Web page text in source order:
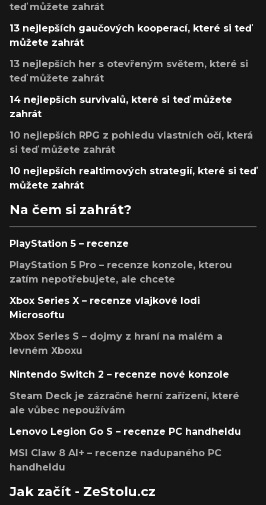
teď můžete zahrát
13 nejlepších gaučových kooperací, které si teď
můžete zahrát
13 nejlepších her s otevřeným světem, které si
teď můžete zahrát
14 nejlepších survivalů, které si teď můžete
zahrát
10 nejlepších RPG z pohledu vlastních očí, která
si teď můžete zahrát
10 nejlepších realtimových strategií, které si teď
můžete zahrát
Na čem si zahrát?
PlayStation 5 – recenze
PlayStation 5 Pro – recenze konzole, kterou
zatím nepotřebujete, ale chcete
Xbox Series X – recenze vlajkové lodi
Microsoftu
Xbox Series S – dojmy z hraní na malém a
levném Xboxu
Nintendo Switch 2 – recenze nové konzole
Steam Deck je zázračné herní zařízení, které
ale vůbec nepoužívám
Lenovo Legion Go S – recenze PC handheldu
MSI Claw 8 AI+ – recenze nadupaného PC
handheldu
Jak začít - ZeStolu.cz